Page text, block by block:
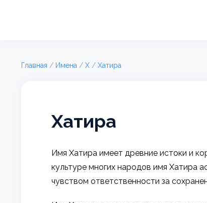
Главная / Имена / Х / Хатира
Хатира
Имя Хатира имеет древние истоки и
культуре многих народов имя Хатира
чувством ответственности за